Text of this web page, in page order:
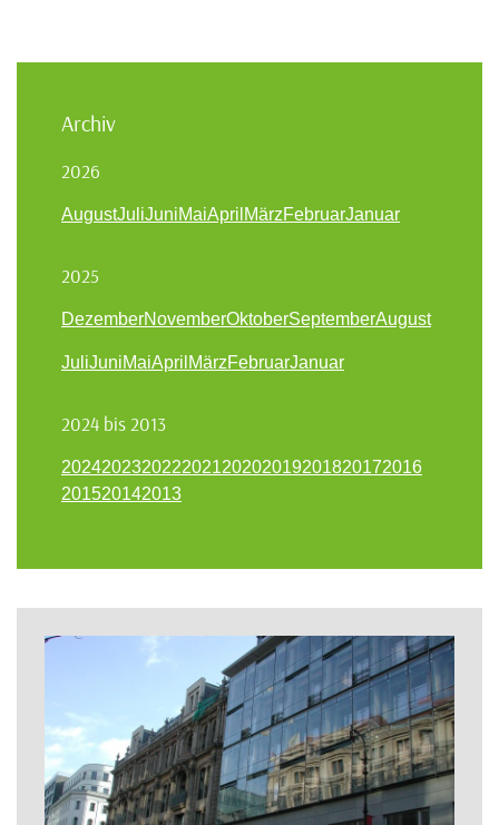
Archiv
2026
AugustJuliJuniMaiApril MärzFebruarJanuar
2025
DezemberNovemberOktoberSeptemberAugust
JuliJuniMaiApril MärzFebruarJanuar
2024 bis 2013
202420232022202120202019201820172016
201520142013